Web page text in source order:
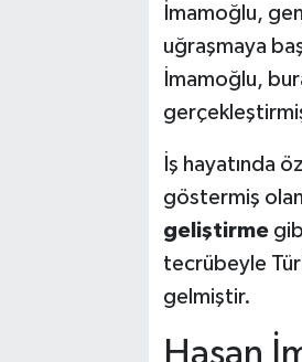
İmamoğlu,
uğraşmaya
İmamoğlu,
İş hayatında
göstermiş olan
geliştirme
tecrübeyle
gelmiştir.
Hasan